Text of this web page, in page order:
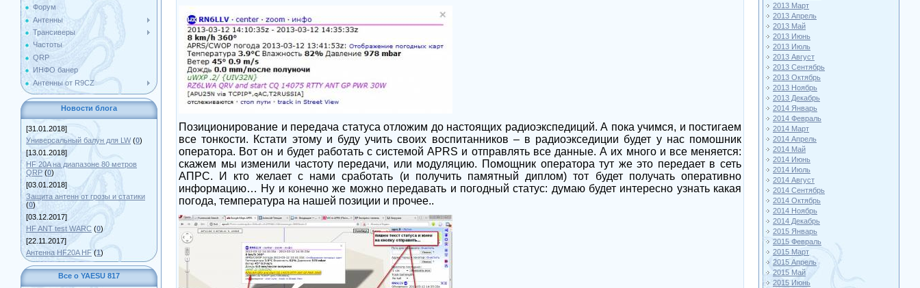
Форум
Антенны
Трансиверы
Частоты
QRP
ИНФО банер
Антенны от R9CZ
Новости блога
[31.01.2018]
Универсальный балун для LW (0)
[13.01.2018]
HF 20A на диапазоне 80 метров
QRP (0)
[03.01.2018]
Защита антенн от грозы и статики
(0)
[03.12.2017]
HF ANT test WARC (0)
[22.11.2017]
Антенна HF20A HF (1)
Все о YAESU 817
Позиционирование и передача статуса отложим до настоящих радиоэкспедиций. А пока учимся, и постигаем
все тонкости. Кстати этому и буду учить своих воспитанников – в радиоэкседиции будет у нас помошник
оператора. Вот он и будет работать с системой APRS и отправлять все данные. А их много и все меняется:
скажем мы изменили частоту передачи, или модуляцию. Помощник оператора тут же это передает в сеть
АПРС. И кто желает с нами сработать (и получить памятный диплом) тот будет получать оперативно
информацию… Ну и конечно же можно передавать и погодный статус: думаю будет интересно узнать какая
погода, температура на нашей позиции и прочее..
2013 Март
2013 Апрель
2013 Май
2013 Июнь
2013 Июль
2013 Август
2013 Сентябрь
2013 Октябрь
2013 Ноябрь
2013 Декабрь
2014 Январь
2014 Февраль
2014 Март
2014 Апрель
2014 Май
2014 Июнь
2014 Июль
2014 Август
2014 Сентябрь
2014 Октябрь
2014 Ноябрь
2014 Декабрь
2015 Январь
2015 Февраль
2015 Март
2015 Апрель
2015 Май
2015 Июнь